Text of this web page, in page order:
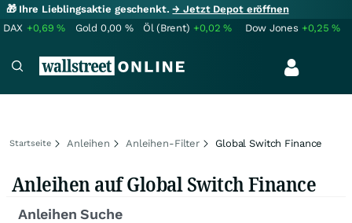
🎁 Ihre Lieblingsaktie geschenkt.→ Jetzt Depot eröffnen
DAX +0,69% Gold 0,00 % Öl (Brent) +0,02% Dow Jones +0,25%
Startseite Anleihen Anleihen-Filter Global Switch Finance
Anleihen auf Global Switch Finance
Anleihen Suche